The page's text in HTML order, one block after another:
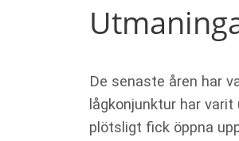
De senaste åren har
lågkonjunktur har
plötsligt fick öppna